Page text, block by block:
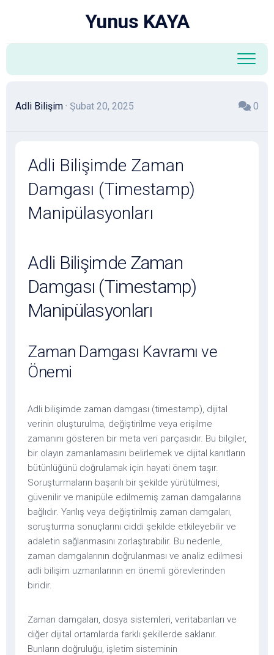
Yunus KAYA
Adli Bilişim · Şubat 20, 2025 0
Adli Bilişimde Zaman
Damgası (Timestamp)
Manipülasyonları
Adli Bilişimde Zaman
Damgası (Timestamp)
Manipülasyonları
Zaman Damgası Kavramı ve
Önemi
Adli bilişimde zaman damgası (timestamp), dijital
verinin oluşturulma, değiştirilme veya erişilme
zamanını gösteren bir meta veri parçasıdır. Bu bilgiler,
bir olayın zamanlamasını belirlemek ve dijital kanıtların
bütünlüğünü doğrulamak için hayati önem taşır.
Soruşturmaların başarılı bir şekilde yürütülmesi,
güvenilir ve manipüle edilmemiş zaman damgalarına
bağlıdır. Yanlış veya değiştirilmiş zaman damgaları,
soruşturma sonuçlarını ciddi şekilde etkileyebilir ve
adaletin sağlanmasını zorlaştırabilir. Bu nedenle,
zaman damgalarının doğrulanması ve analiz edilmesi
adli bilişim uzmanlarının en önemli görevlerinden
biridir.
Zaman damgaları, dosya sistemleri, veritabanları ve
diğer dijital ortamlarda farklı şekillerde saklanır.
Bunların doğruluğu, işletim sisteminin